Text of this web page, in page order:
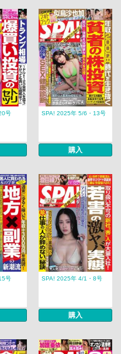
号 SPA! 2025年 5/6・13号
購入
号 SPA! 2025年 4/1・8号
購入